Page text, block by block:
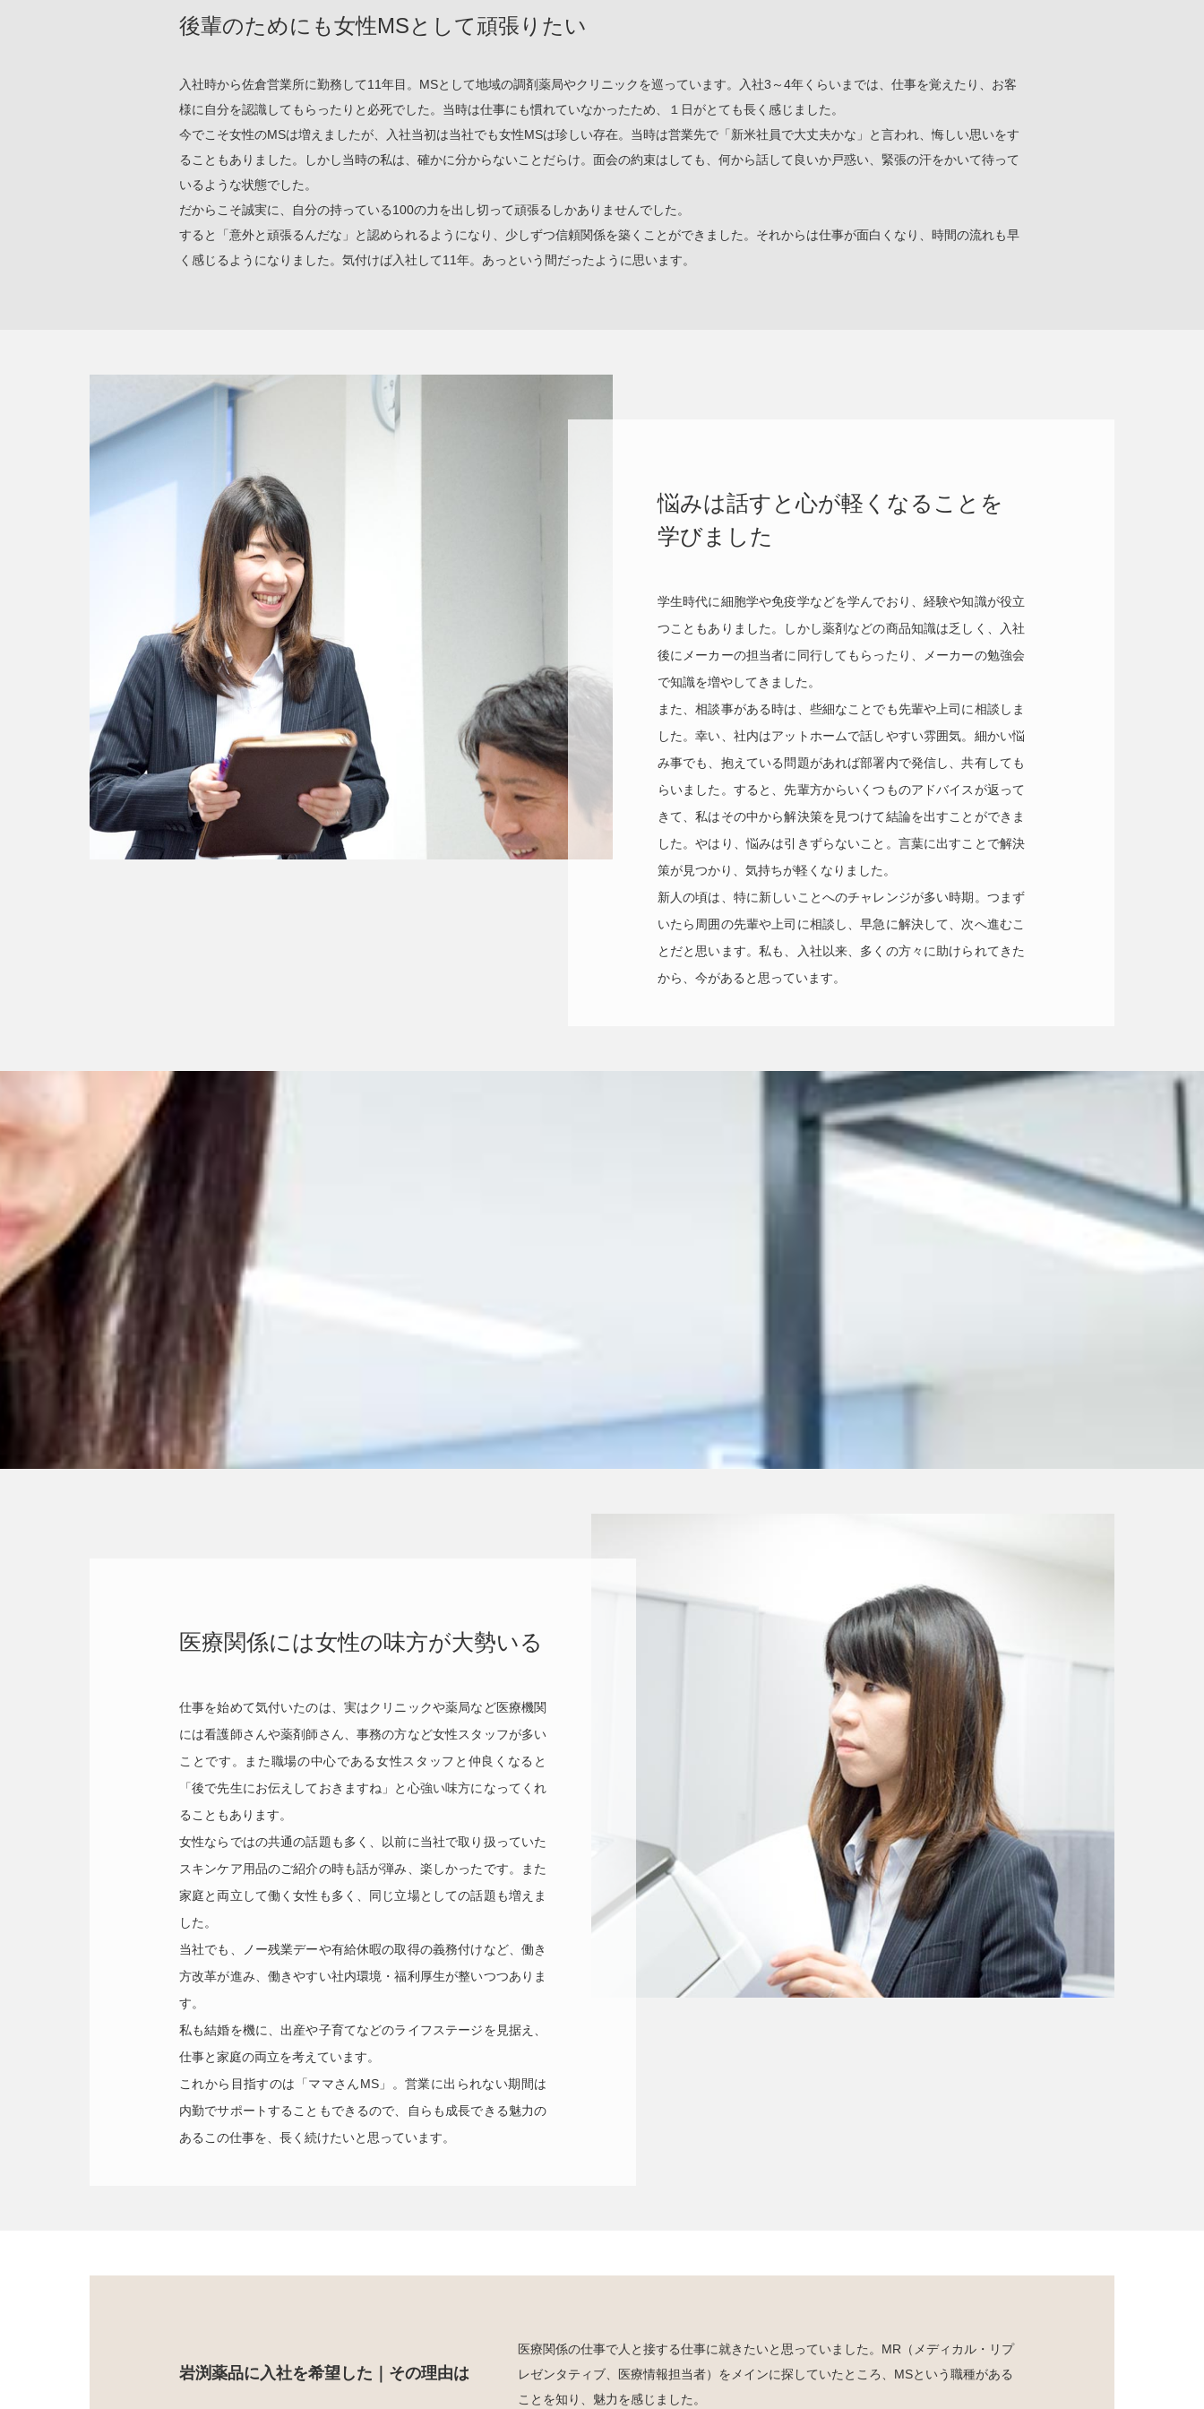
後輩のためにも女性MSとして頑張りたい
入社時から佐倉営業所に勤務して11年目。MSとして地域の調剤薬局やクリニックを巡っています。入社3～4年くらいまでは、仕事を覚えたり、お客
様に自分を認識してもらったりと必死でした。当時は仕事にも慣れていなかったため、１日がとても長く感じました。
今でこそ女性のMSは増えましたが、入社当初は当社でも女性MSは珍しい存在。当時は営業先で「新米社員で大丈夫かな」と言われ、悔しい思いをす
ることもありました。しかし当時の私は、確かに分からないことだらけ。面会の約束はしても、何から話して良いか戸惑い、緊張の汗をかいて待って
いるような状態でした。
だからこそ誠実に、自分の持っている100の力を出し切って頑張るしかありませんでした。
すると「意外と頑張るんだな」と認められるようになり、少しずつ信頼関係を築くことができました。それからは仕事が面白くなり、時間の流れも早
く感じるようになりました。気付けば入社して11年。あっという間だったように思います。
悩みは話すと心が軽くなることを
学びました
学生時代に細胞学や免疫学などを学んでおり、経験や知識が役立
つこともありました。しかし薬剤などの商品知識は乏しく、入社
後にメーカーの担当者に同行してもらったり、メーカーの勉強会
で知識を増やしてきました。
また、相談事がある時は、些細なことでも先輩や上司に相談しま
した。幸い、社内はアットホームで話しやすい雰囲気。細かい悩
み事でも、抱えている問題があれば部署内で発信し、共有しても
らいました。すると、先輩方からいくつものアドバイスが返って
きて、私はその中から解決策を見つけて結論を出すことができま
した。やはり、悩みは引きずらないこと。言葉に出すことで解決
策が見つかり、気持ちが軽くなりました。
新人の頃は、特に新しいことへのチャレンジが多い時期。つまず
いたら周囲の先輩や上司に相談し、早急に解決して、次へ進むこ
とだと思います。私も、入社以来、多くの方々に助けられてきた
から、今があると思っています。
医療関係には女性の味方が大勢いる
仕事を始めて気付いたのは、実はクリニックや薬局など医療機関
には看護師さんや薬剤師さん、事務の方など女性スタッフが多い
ことです。また職場の中心である女性スタッフと仲良くなると
「後で先生にお伝えしておきますね」と心強い味方になってくれ
ることもあります。
女性ならではの共通の話題も多く、以前に当社で取り扱っていた
スキンケア用品のご紹介の時も話が弾み、楽しかったです。また
家庭と両立して働く女性も多く、同じ立場としての話題も増えま
した。
当社でも、ノー残業デーや有給休暇の取得の義務付けなど、働き
方改革が進み、働きやすい社内環境・福利厚生が整いつつありま
す。
私も結婚を機に、出産や子育てなどのライフステージを見据え、
仕事と家庭の両立を考えています。
これから目指すのは「ママさんMS」。営業に出られない期間は
内勤でサポートすることもできるので、自らも成長できる魅力の
あるこの仕事を、長く続けたいと思っています。
岩渕薬品に入社を希望した｜その理由は
医療関係の仕事で人と接する仕事に就きたいと思っていました。MR（メディカル・リプ
レゼンタティブ、医療情報担当者）をメインに探していたところ、MSという職種がある
ことを知り、魅力を感じました。